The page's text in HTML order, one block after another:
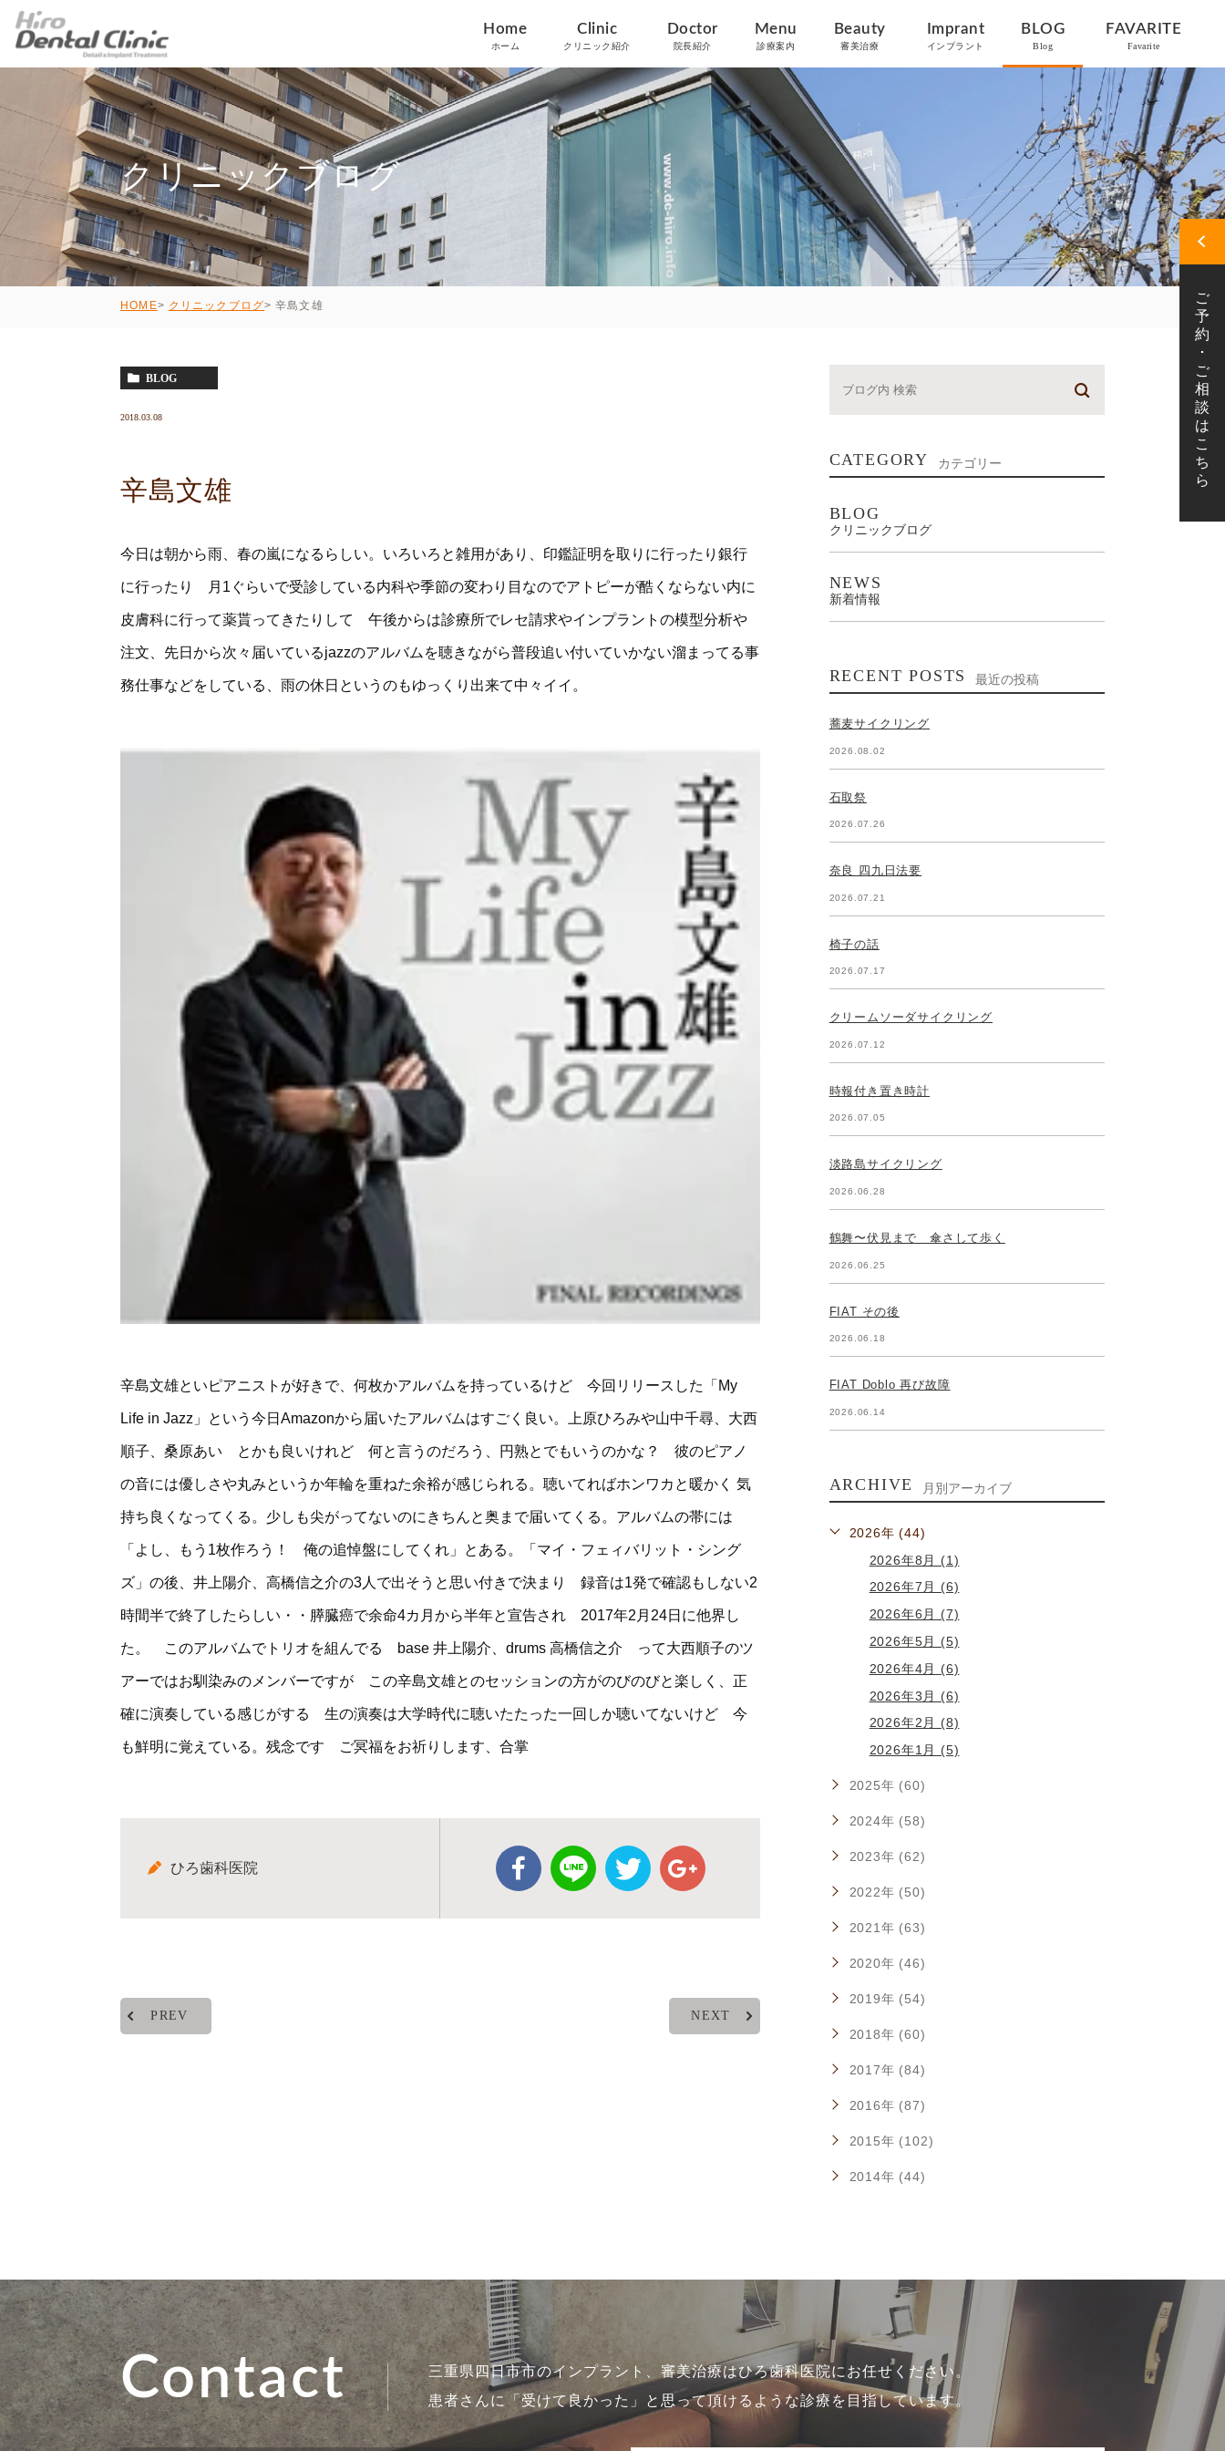
Home
ホーム
Clinic
クリニック紹介
Doctor
院長紹介
Menu
診療案内
Beauty
審美治療
Imprant
インプラント
BLOG
Blog
FAVARITE
Favarite
クリニックブログ
HOME クリニックブログ 辛島文雄
BLOG
2018.03.08
辛島文雄
今日は朝から雨、春の嵐になるらしい。いろいろと雑用があり、印鑑証明を取りに行ったり銀行
に行ったり 月1ぐらいで受診している内科や季節の変わり目なのでアトピーが酷くならない内に
皮膚科に行って薬貰ってきたりして 午後からは診療所でレセ請求やインプラントの模型分析や
注文、先日から次々届いているjazzのアルバムを聴きながら普段追い付いていかない溜まってる事
務仕事などをしている、雨の休日というのもゆっくり出来て中々イイ。
辛島文雄といピアニストが好きで、何枚かアルバムを持っているけど 今回リリースした「My
Life in Jazz」という今日Amazonから届いたアルバムはすごく良い。上原ひろみや山中千尋、大西
順子、桑原あい とかも良いけれど 何と言うのだろう、円熟とでもいうのかな？ 彼のピアノ
の音には優しさや丸みというか年輪を重ねた余裕が感じられる。聴いてればホンワカと暖かく 気
持ち良くなってくる。少しも尖がってないのにきちんと奥まで届いてくる。アルバムの帯には
「よし、もう1枚作ろう！ 俺の追悼盤にしてくれ」とある。「マイ・フェィバリット・シング
ズ」の後、井上陽介、高橋信之介の3人で出そうと思い付きで決まり 録音は1発で確認もしない2
時間半で終了したらしい・・膵臓癌で余命4カ月から半年と宣告され 2017年2月24日に他界し
た。 このアルバムでトリオを組んでる base 井上陽介、drums 高橋信之介 って大西順子のツ
アーではお馴染みのメンバーですが この辛島文雄とのセッションの方がのびのびと楽しく、正
確に演奏している感じがする 生の演奏は大学時代に聴いたたった一回しか聴いてないけど 今
も鮮明に覚えている。残念です ご冥福をお祈りします、合掌
ひろ歯科医院
PREV NEXT
CATEGORY カテゴリー
BLOG
クリニックブログ
NEWS
新着情報
RECENT POSTS 最近の投稿
蕎麦サイクリング
2026.08.02
石取祭
2026.07.26
奈良 四九日法要
2026.07.21
椅子の話
2026.07.17
クリームソーダサイクリング
2026.07.12
時報付き置き時計
2026.07.05
淡路島サイクリング
2026.06.28
鶴舞〜伏見まで 傘さして歩く
2026.06.25
FIAT その後
2026.06.18
FIAT Doblo 再び故障
2026.06.14
ARCHIVE 月別アーカイブ
2026年 (44)
2026年8月 (1)
2026年7月 (6)
2026年6月 (7)
2026年5月 (5)
2026年4月 (6)
2026年3月 (6)
2026年2月 (8)
2026年1月 (5)
2025年 (60)
2024年 (58)
2023年 (62)
2022年 (50)
2021年 (63)
2020年 (46)
2019年 (54)
2018年 (60)
2017年 (84)
2016年 (87)
2015年 (102)
2014年 (44)
Contact
三重県四日市市のインプラント、審美治療はひろ歯科医院にお任せください。
患者さんに「受けて良かった」と思って頂けるような診療を目指しています。